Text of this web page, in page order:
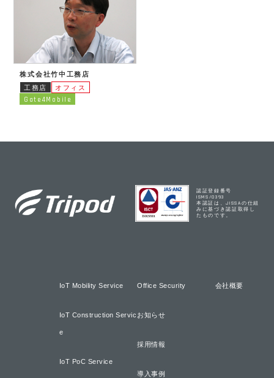
株式会社竹中工務店
工務店
オフィス
Gate4Mobile
認証登録番号
ISMS/0393
本認証は、JISSAの仕組
みに基づき認証取得し
たものです。
IoT Mobility Service
IoT Construction Servic
e
IoT PoC Service
Office Security
お知らせ
採用情報
導入事例
会社概要